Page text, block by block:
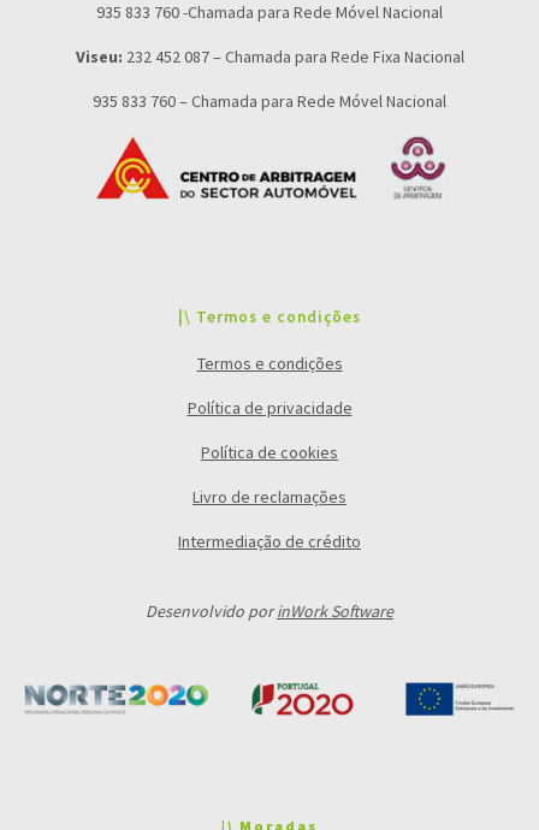
935 833 760 -Chamada para Rede Móvel Nacional
Viseu: 232 452 087 – Chamada para Rede Fixa Nacional
935 833 760 – Chamada para Rede Móvel Nacional
|\ Termos e condições
Termos e condições
Política de privacidade
Política de cookies
Livro de reclamações
Intermediação de crédito
Desenvolvido porinWork Software
|\ Moradas